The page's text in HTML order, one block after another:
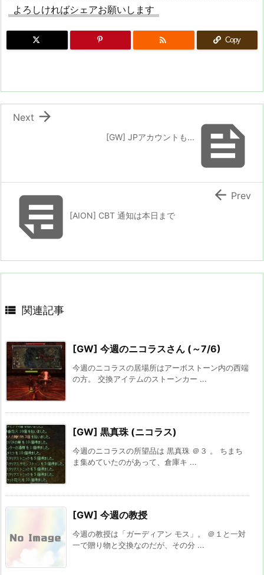
よろしければシェアお願いします
 Copy

[GW] JPアカウントも...

Next
[AION] CBT 通知は本日まで
 Prev
 関連記事
[GW] 今週のニコラスさん (～7/6)
今週のニコラスの居場所はアーボストーン内の西端
の方。 交換アイテムのストーンカー ...
[GW] 黒真珠 (ニコラス)
今週のニコラスの所望品は 黒真珠 ＠３ 。 ちまち
ま集めていたのがあって、倉庫キ ...
[GW] 今週の教授
今週の教授は「ガーディアン モス」。 ＠１と一対
一で贈り物と交換なのだが、その分 ...